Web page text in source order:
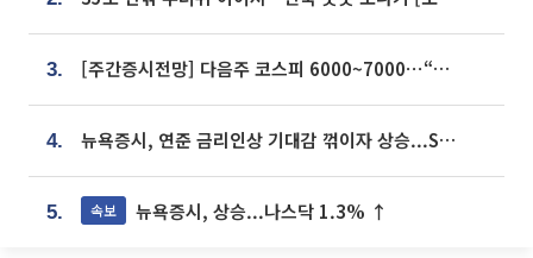
3. [주간증시전망] 다음주 코스피 6000~7000⋯“外人 수급은 정책이 변수”
4. 뉴욕증시, 연준 금리인상 기대감 꺾이자 상승...S&P500 사상 최고치 [종합]
5. 속보 뉴욕증시, 상승...나스닥 1.3% ↑